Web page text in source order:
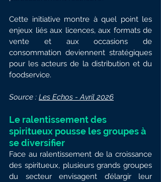
Cette initiative montre à quel point les
enjeux liés aux licences, aux formats de
vente et aux occasions de
consommation deviennent stratégiques
pour les acteurs de la distribution et du
foodservice.
Source : Les Echos - Avril 2026
Le ralentissement des
spiritueux pousse les groupes à
se diversifier
Face au ralentissement de la croissance
des spiritueux, plusieurs grands groupes
du secteur envisagent d’élargir leur